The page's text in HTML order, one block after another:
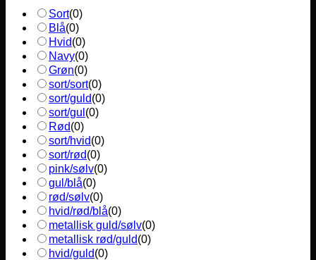
Sort(0)
Blå(0)
Hvid(0)
Navy(0)
Grøn(0)
sort/sort(0)
sort/guld(0)
sort/gul (0)
Rød(0)
sort/hvid(0)
sort/rød(0)
pink/sølv(0)
gul/blå(0)
rød/sølv(0)
hvid/rød/blå(0)
metallisk guld/sølv(0)
metallisk rød/guld(0)
hvid/guld(0)